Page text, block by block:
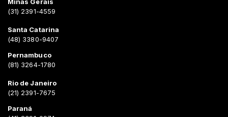
(31) 2391-4559
Santa Catarina
(48) 3380-9407
Pernambuco
(81) 3264-1780
Rio de Janeiro
(21) 2391-7675
Paraná